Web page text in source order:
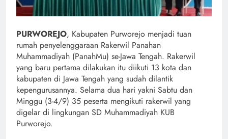
PURWOREJO, Kabupaten Purworejo menjadi tuan
rumah penyelenggaraan Rakerwil Panahan
Muhammadiyah (PanahMu) se-Jawa Tengah. Rakerwil
yang baru pertama dilakukan itu diikuti 13 kota dan
kabupaten di Jawa Tengah yang sudah dilantik
kepengurusannya. Selama dua hari yakni Sabtu dan
Minggu (3-4/9) 35 peserta mengikuti rakerwil yang
digelar di lingkungan SD Muhammadiyah KUB
Purworejo.